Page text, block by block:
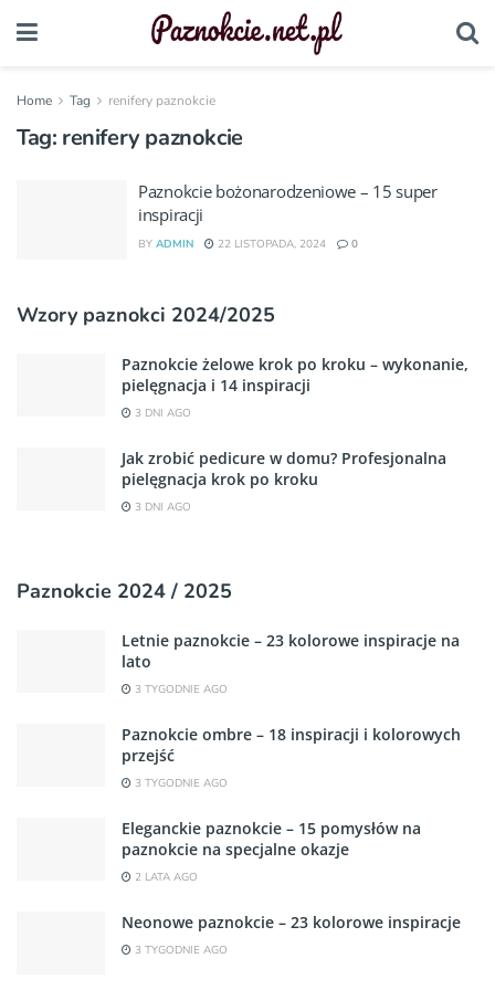
Home Tag renifery paznokcie
Tag: renifery paznokcie
Paznokcie bożonarodzeniowe – 15 super
inspiracji
BY ADMIN 22 LISTOPADA, 2024 0
Wzory paznokci 2024/2025
Paznokcie żelowe krok po kroku – wykonanie,
pielęgnacja i 14 inspiracji
3 DNI AGO
Jak zrobić pedicure w domu? Profesjonalna
pielęgnacja krok po kroku
3 DNI AGO
Paznokcie 2024 / 2025
Letnie paznokcie – 23 kolorowe inspiracje na
lato
3 TYGODNIE AGO
Paznokcie ombre – 18 inspiracji i kolorowych
przejść
3 TYGODNIE AGO
Eleganckie paznokcie – 15 pomysłów na
paznokcie na specjalne okazje
2 LATA AGO
Neonowe paznokcie – 23 kolorowe inspiracje
3 TYGODNIE AGO